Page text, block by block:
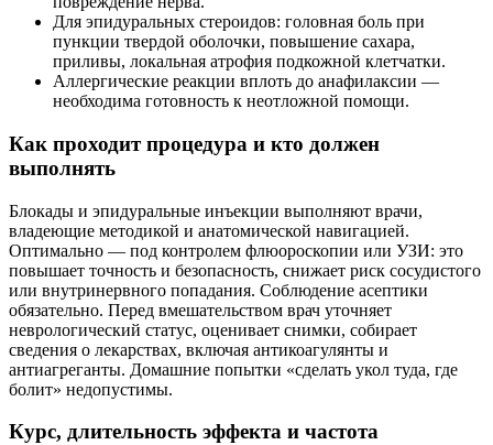
Для эпидуральных стероидов: головная боль при
пункции твердой оболочки, повышение сахара,
приливы, локальная атрофия подкожной клетчатки.
Аллергические реакции вплоть до анафилаксии —
необходима готовность к неотложной помощи.
Как проходит процедура и кто должен
выполнять
Блокады и эпидуральные инъекции выполняют врачи,
владеющие методикой и анатомической навигацией.
Оптимально — под контролем флюороскопии или УЗИ: это
повышает точность и безопасность, снижает риск сосудистого
или внутринервного попадания. Соблюдение асептики
обязательно. Перед вмешательством врач уточняет
неврологический статус, оценивает снимки, собирает
сведения о лекарствах, включая антикоагулянты и
антиагреганты. Домашние попытки «сделать укол туда, где
болит» недопустимы.
Курс, длительность эффекта и частота